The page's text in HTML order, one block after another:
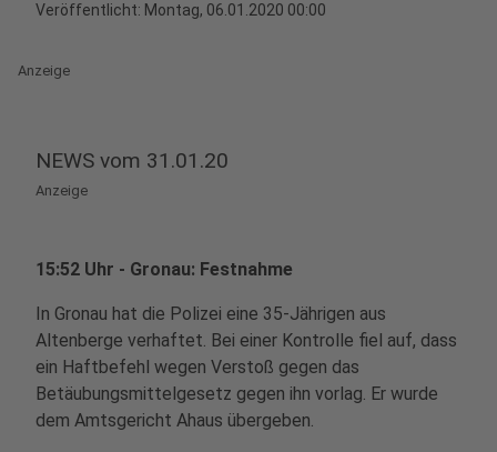
Veröffentlicht: Montag, 06.01.2020 00:00
Anzeige
NEWS vom 31.01.20
Anzeige
15:52 Uhr - Gronau: Festnahme
In Gronau hat die Polizei eine 35-Jährigen aus
Altenberge verhaftet. Bei einer Kontrolle fiel auf, dass
ein Haftbefehl wegen Verstoß gegen das
Betäubungsmittelgesetz gegen ihn vorlag. Er wurde
dem Amtsgericht Ahaus übergeben.